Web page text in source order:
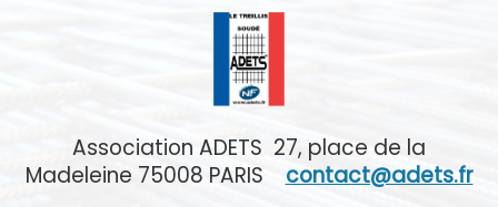
Association ADETS 27, place de la
Madeleine 75008 PARIS contact@adets.fr